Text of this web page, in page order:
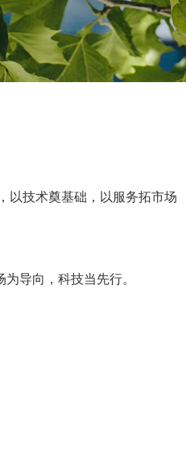
以技术奠基础，以服务拓市场
导向，科技当先行。